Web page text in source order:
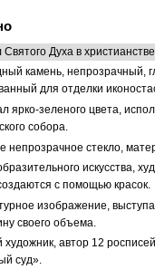
Духа в
камень, непрозрачный,
для отделки
ярко-зеленого цвета,
собора.
непрозрачное стекло,
искусства,
с помощью красок.
изображение,
своего объема.
художник, автор 12
суд».